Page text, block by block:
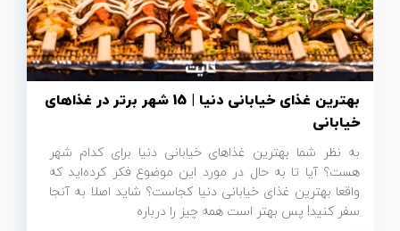
بهترین غذای خیابانی دنیا | 15 شهر برتر در غذاهای
خیابانی
به نظر شما بهترین غذاهای خیابانی دنیا برای کدام شهر
هست؟ آیا تا به حال در مورد این موضوع فکر کرده‌اید که
واقعا بهترین غذای خیابانی دنیا کجاست؟ شاید اصلا به آنجا
سفر کنید! پس بهتر است همه چیز را درباره